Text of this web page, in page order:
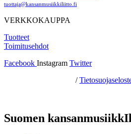
tuottaja@kansanmusiikkiliitto.fi
VERKKOKAUPPA
Tuotteet
Toimitusehdot
Facebook Instagram Twitter
/
Suomen